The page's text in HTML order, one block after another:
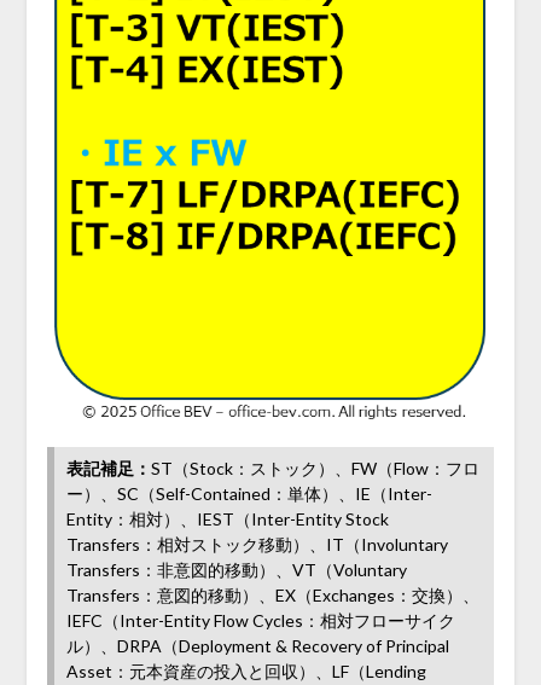
表記補足： ST（Stock：ストック）、FW（Flow：フロ
ー）、SC（Self-Contained：単体）、IE（Inter-
Entity：相対）、IEST（Inter-Entity Stock
Transfers：相対ストック移動）、IT（Involuntary
Transfers：非意図的移動）、VT（Voluntary
Transfers：意図的移動）、EX（Exchanges：交換）、
IEFC（Inter-Entity Flow Cycles：相対フローサイク
ル）、DRPA（Deployment & Recovery of Principal
Asset：元本資産の投入と回収）、LF（Lending